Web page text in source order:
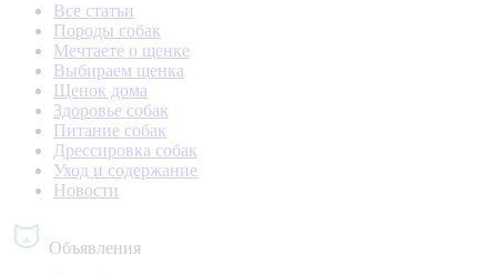
Все статьи
Породы собак
Мечтаете о щенке
Выбираем щенка
Щенок дома
Здоровье собак
Питание собак
Дрессировка собак
Уход и содержание
Новости
Объявления